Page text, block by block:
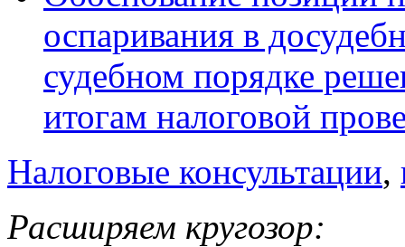
оспаривания в
судебном порядке
итогам налоговой
Налоговые консультации,
Расширяем кругозор: